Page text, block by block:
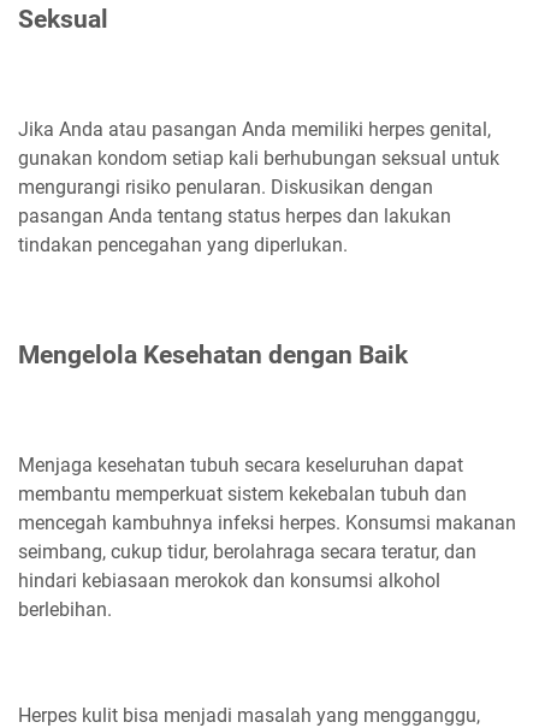
Seksual
Jika Anda atau pasangan Anda memiliki herpes genital,
gunakan kondom setiap kali berhubungan seksual untuk
mengurangi risiko penularan. Diskusikan dengan
pasangan Anda tentang status herpes dan lakukan
tindakan pencegahan yang diperlukan.
Mengelola Kesehatan dengan Baik
Menjaga kesehatan tubuh secara keseluruhan dapat
membantu memperkuat sistem kekebalan tubuh dan
mencegah kambuhnya infeksi herpes. Konsumsi makanan
seimbang, cukup tidur, berolahraga secara teratur, dan
hindari kebiasaan merokok dan konsumsi alkohol
berlebihan.
Herpes kulit bisa menjadi masalah yang mengganggu,